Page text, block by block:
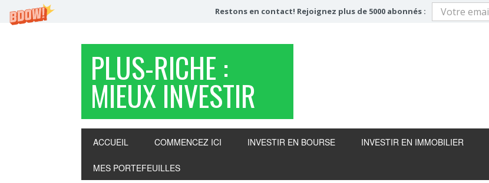
Restons en contact! Rejoignez plus de 5000 abonnés :
PLUS-RICHE :
MIEUX INVESTIR
ACCUEIL COMMENCEZ ICI INVESTIR EN BOURSE INVESTIR EN IMMOBILIER
MES PORTEFEUILLES